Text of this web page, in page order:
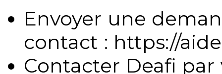
Envoyer une
contact : https://
Contacter Deafi